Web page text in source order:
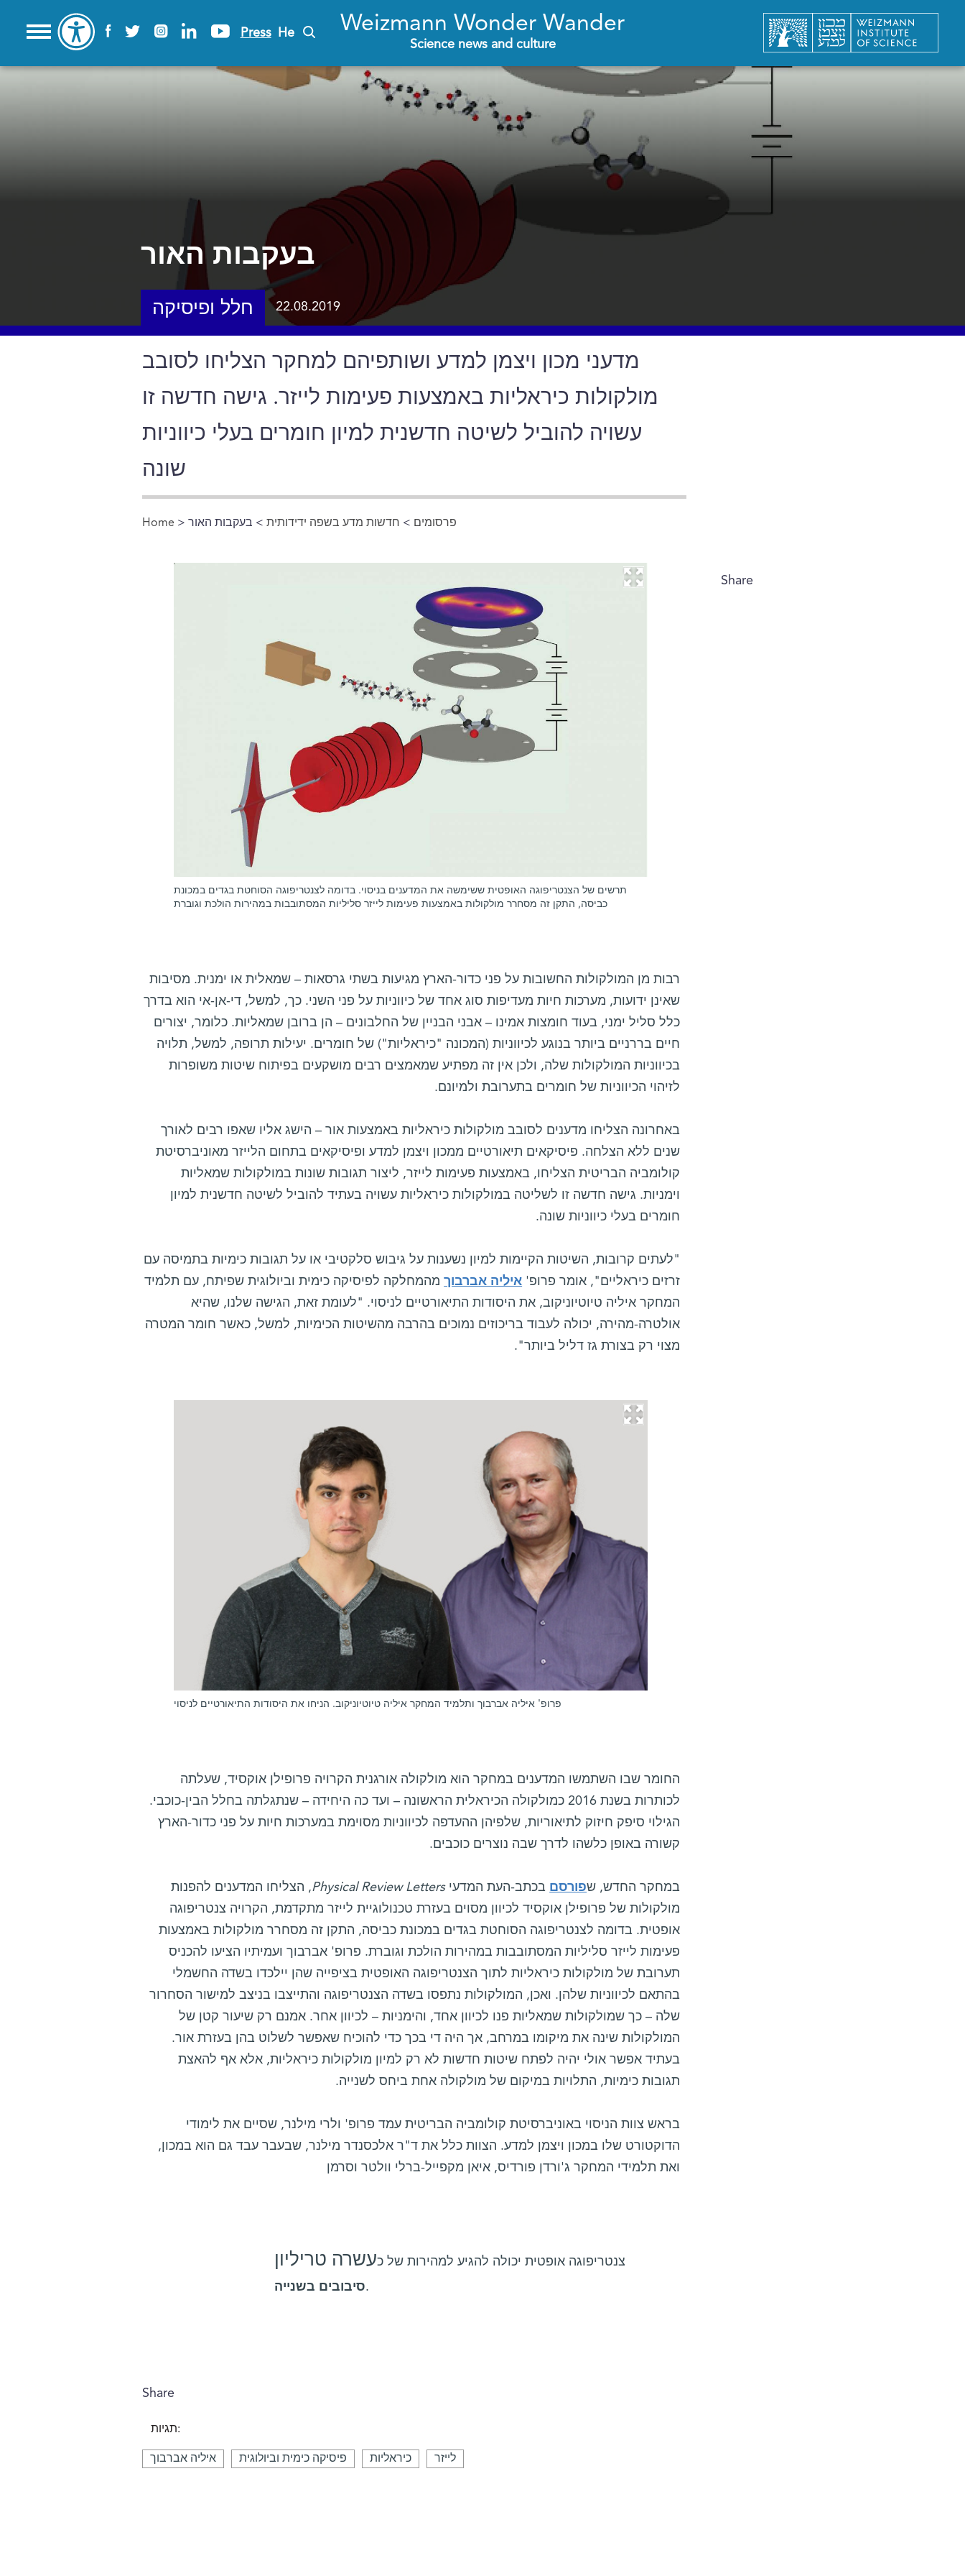
Press He Weizmann Wonder Wander
Science news and culture
בעקבות האור
חלל ופיסיקה 22.08.2019
מדעני מכון ויצמן למדע ושותפיהם למחקר הצליחו לסובב
מולקולות כיראליות באמצעות פעימות לייזר. גישה חדשה זו
עשויה להוביל לשיטה חדשנית למיון חומרים בעלי כיווניות
שונה
You are here
Home > פרסומים > חדשות מדע בשפה ידידותית> בעקבות האור
Share
תרשים של הצנטריפוגה האופטית ששימשה את המדענים בניסוי. בדומה לצנטריפוגה הסוחטת בגדים במכונת
כביסה, התקן זה מסחרר מולקולות באמצעות פעימות לייזר סליליות המסתובבות במהירות הולכת וגוברת
רבות מן המולקולות החשובות על פני כדור-הארץ מגיעות בשתי גרסאות – שמאלית או ימנית. מסיבות
שאינן ידועות, מערכות חיות מעדיפות סוג אחד של כיווניות על פני השני. כך, למשל, די-אן-אי הוא בדרך
כלל סליל ימני, בעוד חומצות אמינו – אבני הבניין של החלבונים – הן ברובן שמאליות. כלומר, יצורים
חיים בררניים ביותר בנוגע לכיווניות (המכונה "כיראליות") של חומרים. יעילות תרופה, למשל, תלויה
בכיווניות המולקולות שלה, ולכן אין זה מפתיע שמאמצים רבים מושקעים בפיתוח שיטות משופרות
לזיהוי הכיווניות של חומרים בתערובת ולמיונם.
באחרונה הצליחו מדענים לסובב מולקולות כיראליות באמצעות אור – הישג אליו שאפו רבים לאורך
שנים ללא הצלחה. פיסיקאים תיאורטיים ממכון ויצמן למדע ופיסיקאים בתחום הלייזר מאוניברסיטת
קולומביה הבריטית הצליחו, באמצעות פעימות לייזר, ליצור תגובות שונות במולקולות שמאליות
וימניות. גישה חדשה זו לשליטה במולקולות כיראליות עשויה בעתיד להוביל לשיטה חדשנית למיון
חומרים בעלי כיווניות שונה.
"לעתים קרובות, השיטות הקיימות למיון נשענות על גיבוש סלקטיבי או על תגובות כימיות בתמיסה עם
זרזים כיראליים", אומר פרופ' איליה אברבוךמהמחלקה לפיסיקה כימית וביולוגית שפיתח, עם תלמיד
המחקר איליה טיוטיוניקוב, את היסודות התיאורטיים לניסוי. "לעומת זאת, הגישה שלנו, שהיא
אולטרה-מהירה, יכולה לעבוד בריכוזים נמוכים בהרבה מהשיטות הכימיות, למשל, כאשר חומר המטרה
מצוי רק בצורת גז דליל ביותר".
פרופ' איליה אברבוך ותלמיד המחקר איליה טיוטיוניקוב. הניחו את היסודות התיאורטיים לניסוי
החומר שבו השתמשו המדענים במחקר הוא מולקולה אורגנית הקרויה פרופילן אוקסיד, שעלתה
לכותרות בשנת 2016 כמולקולה הכיראלית הראשונה – ועד כה היחידה – שנתגלתה בחלל הבין-כוכבי.
הגילוי סיפק חיזוק לתיאוריות, שלפיהן ההעדפה לכיווניות מסוימת במערכות חיות על פני כדור-הארץ
קשורה באופן כלשהו לדרך שבה נוצרים כוכבים.
במחקר החדש, שפורסם בכתב-העת המדעיPhysical Review Letters, הצליחו המדענים להפנות
מולקולות של פרופילן אוקסיד לכיוון מסוים בעזרת טכנולוגיית לייזר מתקדמת, הקרויה צנטריפוגה
אופטית. בדומה לצנטריפוגה הסוחטת בגדים במכונת כביסה, התקן זה מסחרר מולקולות באמצעות
פעימות לייזר סליליות המסתובבות במהירות הולכת וגוברת. פרופ' אברבוך ועמיתיו הציעו להכניס
תערובת של מולקולות כיראליות לתוך הצנטריפוגה האופטית בציפייה שהן יילכדו בשדה החשמלי
בהתאם לכיווניות שלהן. ואכן, המולקולות נתפסו בשדה הצנטריפוגה והתייצבו בניצב למישור הסחרור
שלה – כך שמולקולות שמאליות פנו לכיוון אחד, והימניות – לכיוון אחר. אמנם רק שיעור קטן של
המולקולות שינה את מיקומו במרחב, אך היה די בכך כדי להוכיח שאפשר לשלוט בהן בעזרת אור.
בעתיד אפשר אולי יהיה לפתח שיטות חדשות לא רק למיון מולקולות כיראליות, אלא אף להאצת
תגובות כימיות, התלויות במיקום של מולקולה אחת ביחס לשנייה.
בראש צוות הניסוי באוניברסיטת קולומביה הבריטית עמד פרופ' ולרי מילנר, שסיים את לימודי
הדוקטורט שלו במכון ויצמן למדע. הצוות כלל את ד"ר אלכסנדר מילנר, שבעבר עבד גם הוא במכון,
ואת תלמידי המחקר ג'ורדן פורדיס, איאן מקפייל-ברלי וולטר וסרמן
צנטריפוגה אופטית יכולה להגיע למהירות של כעשרה טריליון
סיבובים בשנייה.
Share
תגיות:
איליה אברבוך פיסיקה כימית וביולוגית כיראליות לייזר